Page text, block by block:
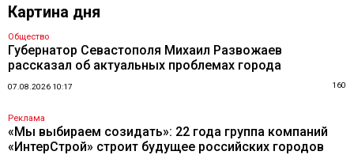
Картина дня
Общество
Губернатор Севастополя Михаил Развожаев
рассказал об актуальных проблемах города
07.08.2026 10:17 160
Реклама
«Мы выбираем созидать»: 22 года группа компаний
«ИнтерСтрой» строит будущее российских городов